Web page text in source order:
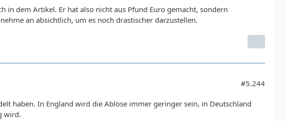
in dem Artikel. Er hat also nicht aus Pfund Euro gemacht, sondern
an absichtlich, um es noch drastischer darzustellen.
#5.244
haben. In England wird die Ablöse immer geringer sein, in Deutschland
wird.